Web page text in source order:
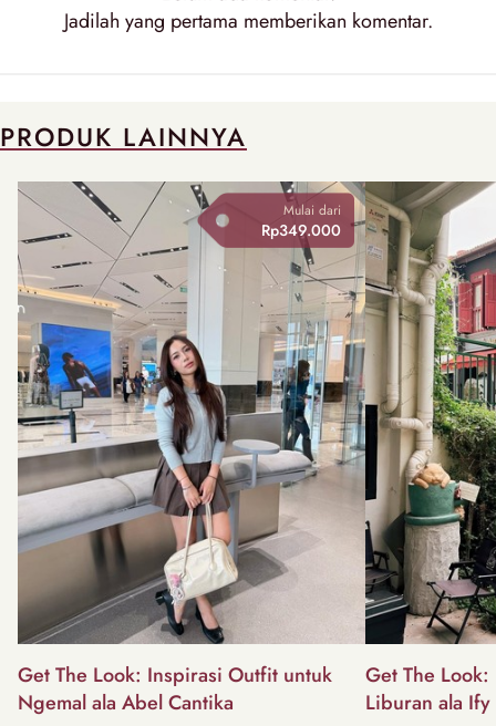
Jadilah yang pertama memberikan komentar.
PRODUK LAINNYA
Mulai dari
Rp349.000
Get The Look: Inspirasi Outfit untuk
Ngemal ala Abel Cantika
Get The
Liburan ala Ify